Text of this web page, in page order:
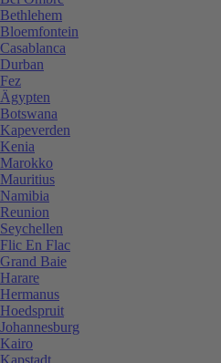
Bethlehem
Bloemfontein
Casablanca
Durban
Fez
Ägypten
Botswana
Kapeverden
Kenia
Marokko
Mauritius
Namibia
Reunion
Seychellen
Flic En Flac
Grand Baie
Harare
Hermanus
Hoedspruit
Johannesburg
Kairo
Kapstadt